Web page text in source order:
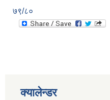
७९/८०
क्यालेन्डर